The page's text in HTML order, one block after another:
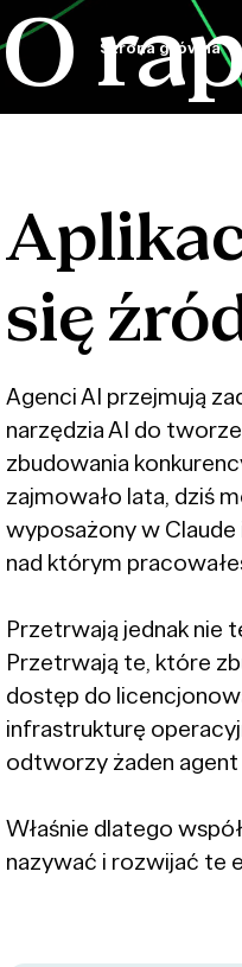
Strona główna
O
się
Agenci AI przejmują
narzędzia AI do
zbudowania
zajmowało lata, dziś
wyposażony w
nad którym
Przetrwają jednak nie
Przetrwają te, które
dostęp do
infrastrukturę
odtworzy żaden
Właśnie dlatego
nazywać i rozwijać te